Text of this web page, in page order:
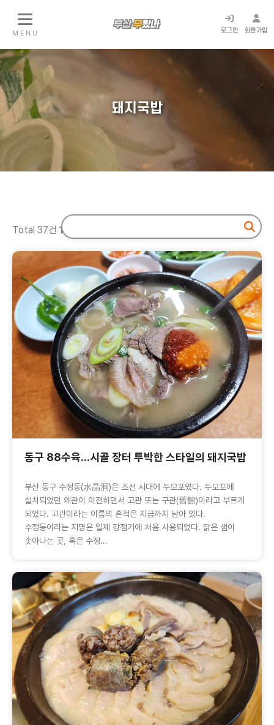
M E N U 로그인 회원가입
돼지국밥
Total 37건 1페이지
동구 88수육...시골 장터 투박한 스타일의 돼지국밥
부산 동구 수정동(水晶洞)은 조선 시대에 두모포였다. 두모포에
설치되었던 왜관이 이전하면서 고관 또는 구관(舊館)이라고 부르게
되었다. 고관이라는 이름의 흔적은 지금까지 남아 있다.
수정동이라는 지명은 일제 강점기에 처음 사용되었다. 맑은 샘이
솟아나는 곳, 혹은 수정...